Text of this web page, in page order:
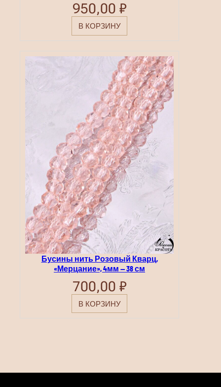
950,00₽
В КОРЗИНУ
Бусины нить Розовый Кварц,
«Мерцание», 4мм — 38 см
700,00₽
В КОРЗИНУ